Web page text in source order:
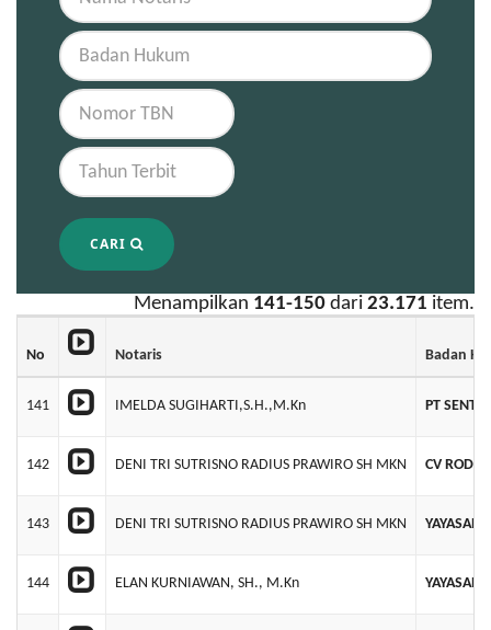
CARI
Menampilkan 141-150 dari 23.171 item.
No Notaris Badan
141 IMELDA SUGIHARTI,S.H.,M.Kn PT
142 DENI TRI SUTRISNO RADIUS PRAWIRO SH MKN CV RODA
143 DENI TRI SUTRISNO RADIUS PRAWIRO SH MKN YAYASAN
144 ELAN KURNIAWAN, SH., M.Kn YAYASAN